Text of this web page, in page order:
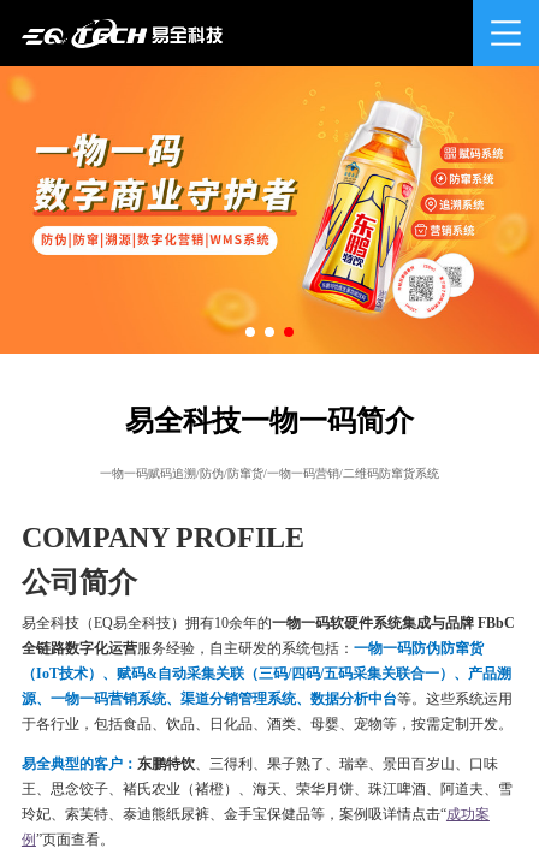
易全科技一物一码简介
一物一码赋码追溯/防伪/防窜货/一物一码营销/二维码防窜货系统
COMPANY PROFILE
公司简介
易全科技（EQ易全科技）拥有10余年的一物一码软硬件系统集成与品牌 FBbC
全链路数字化运营服务经验，自主研发的系统包括： 一物一码防伪防窜货
（IoT技术）、赋码&自动采集关联（三码/四码/五码采集关联合一）、产品溯
源、一物一码营销系统、渠道分销管理系统、数据分析中台等。这些系统运用
于各行业，包括食品、饮品、日化品、酒类、母婴、宠物等，按需定制开发。
易全典型的客户： 东鹏特饮、三得利、果子熟了、瑞幸、 景田百岁山、口味
王、思念饺子、 褚氏农业（褚橙）、 海天、荣华月饼、 珠江啤酒、 阿道夫、雪
玲妃、索芙特、泰迪熊纸尿裤、金手宝保健品等，案例吸详情点击“成功案
例”页面查看。